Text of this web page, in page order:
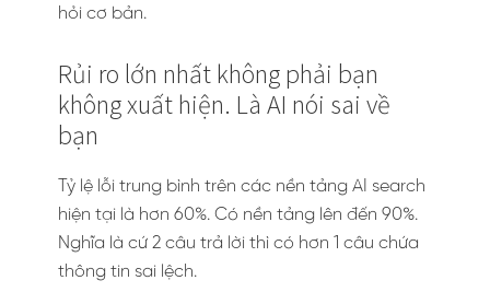
hỏi cơ bản.
Rủi ro lớn nhất không phải bạn
không xuất hiện. Là AI nói sai về
bạn
Tỷ lệ lỗi trung bình trên các nền tảng AI search
hiện tại là hơn 60%. Có nền tảng lên đến 90%.
Nghĩa là cứ 2 câu trả lời thì có hơn 1 câu chứa
thông tin sai lệch.